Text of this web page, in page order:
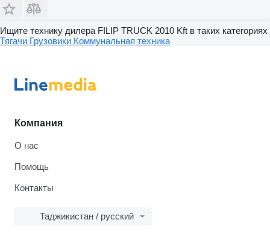
Ищите технику дилера FILIP TRUCK 2010 Kft в таких категориях
Тягачи Грузовики Коммунальная техника
Компания
О нас
Помощь
Контакты
Таджикистан / русский